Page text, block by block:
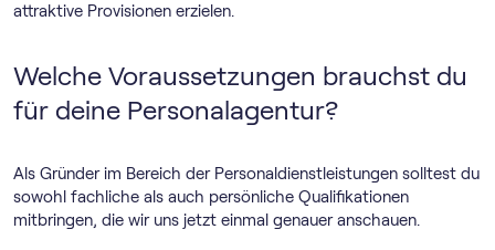
attraktive Provisionen erzielen.
Welche Voraussetzungen brauchst du
für deine Personalagentur?
Als Gründer im Bereich der Personaldienstleistungen solltest du
sowohl fachliche als auch persönliche Qualifikationen
mitbringen, die wir uns jetzt einmal genauer anschauen.